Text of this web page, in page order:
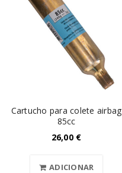
Cartucho para colete airbag
85cc
26,00 €
ADICIONAR